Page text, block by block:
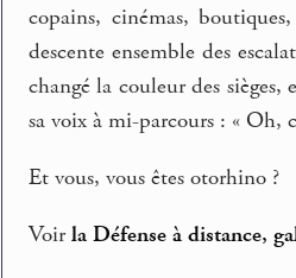
copains, cinémas,
descente ensemble des
changé la couleur des
sa voix à mi-parcours : «
Et vous, vous êtes otorhino ?
Voirla Défense à distance,